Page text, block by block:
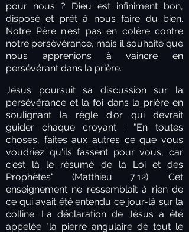
pour nous ? Dieu est infiniment bon,
disposé et prêt à nous faire du bien.
Notre Père n'est pas en colère contre
notre persévérance, mais il souhaite que
nous apprenions à vaincre en
persévérant dans la prière.
Jésus poursuit sa discussion sur la
persévérance et la foi dans la prière en
soulignant la règle d'or qui devrait
guider chaque croyant : "En toutes
choses, faites aux autres ce que vous
voudriez qu'ils fassent pour vous, car
c'est là le résumé de la Loi et des
Prophètes" (Matthieu 7:12). Cet
enseignement ne ressemblait à rien de
ce qui avait été entendu ce jour-là sur la
colline. La déclaration de Jésus a été
appelée "la pierre angulaire de tout le